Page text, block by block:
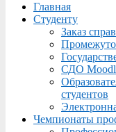
Menu
Главная
Студенту
Заказ
СДО
студентов
Чемпионаты